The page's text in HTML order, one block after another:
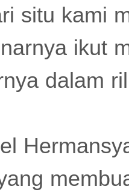
situ kami
ikut
dalam